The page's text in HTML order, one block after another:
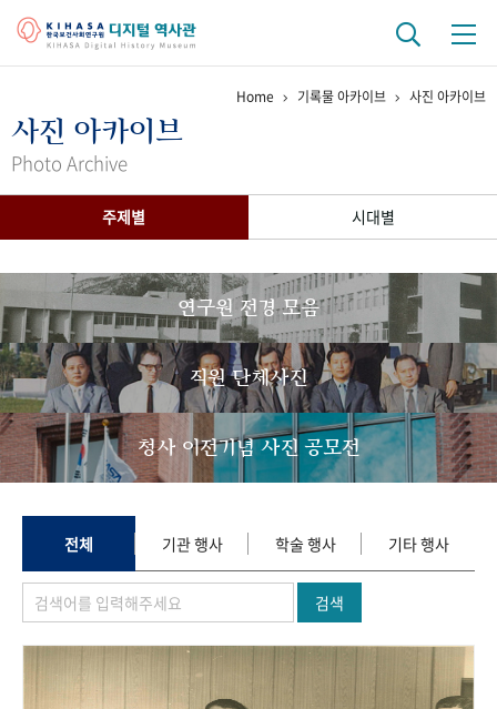
걸어온 길 기관 변천사
간행물 변천사
기록물 아카이브
사진 아카이브 문서 기록물 행정박물 영상 기록물
50+1 주년 기념
성과 50선 숫자로 보는 50년
세계와 함께 한 KIHASA
VR 역사관
Home 기록물 아카이브 사진 아카이브
사진 아카이브
Photo Archive
주제별 시대별
연구원 전경 모음
직원 단체사진
청사 이전기념 사진 공모전
전체 기관 행사 학술 행사 기타 행사
검색